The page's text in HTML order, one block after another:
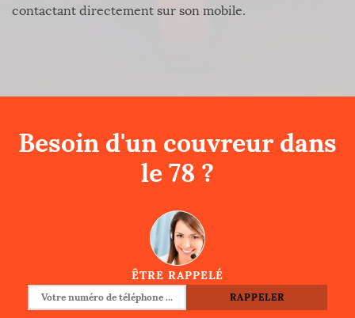
contactant directement sur son mobile.
Besoin d'un couvreur dans
le 78 ?
ÊTRE RAPPELÉ